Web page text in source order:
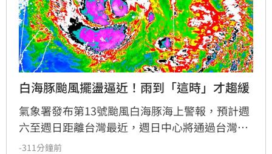
白海豚颱風擺盪逼近！雨到「這時」才趨緩
氣象署發布第13號颱風白海豚海上警報，預計週
六至週日距離台灣最近，週日中心將通過台灣北
方海面。受颱風外圍環流影響，北台灣與西半部
-311分鐘前